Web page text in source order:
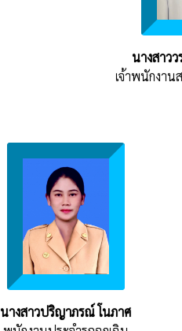
นางสาว
เจ้าพนักงา
นางสาวปริญาภรณ์ โนภาศ